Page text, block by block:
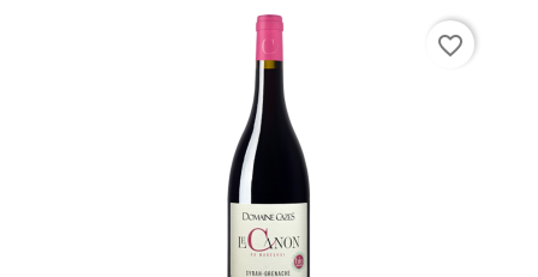
favorite_border